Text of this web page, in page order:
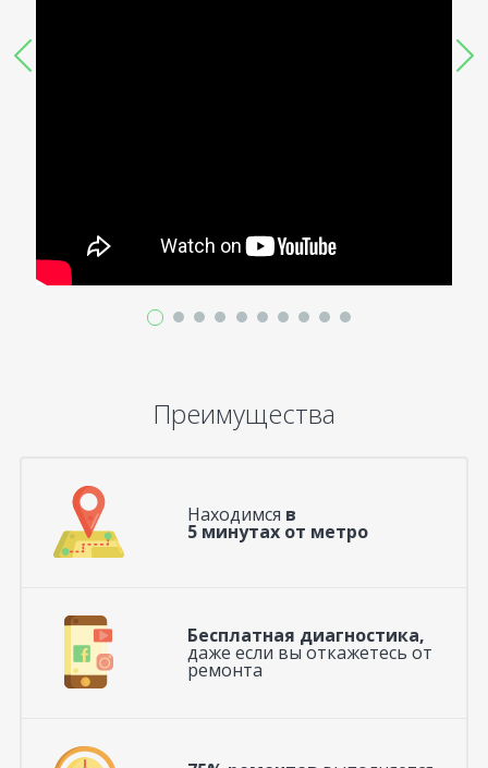
Преимущества
Находимся в
5 минутах от метро
Бесплатная диагностика,
даже если вы откажетесь от
ремонта